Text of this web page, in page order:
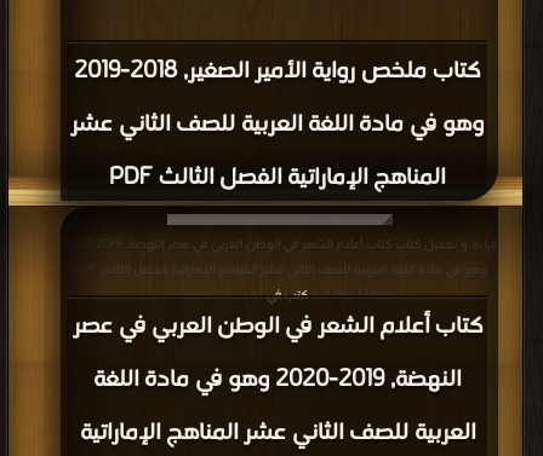
كتاب ملخص رواية الأمير الصغير, 2018-2019
وهو في مادة اللغة العربية للصف الثاني عشر
المناهج الإماراتية الفصل الثالث PDF
كتاب أعلام الشعر في الوطن العربي في عصر
النهضة, 2019-2020 وهو في مادة اللغة
العربية للصف الثاني عشر المناهج الإماراتية
مجانا | مكتبة >كتب في| التحميل : مرة/مرات